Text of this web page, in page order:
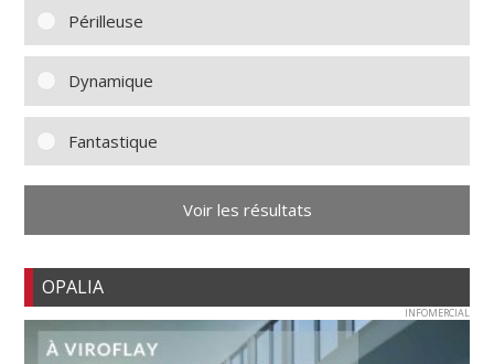
Périlleuse
Dynamique
Fantastique
Voir les résultats
OPALIA
INFOMERCIAL